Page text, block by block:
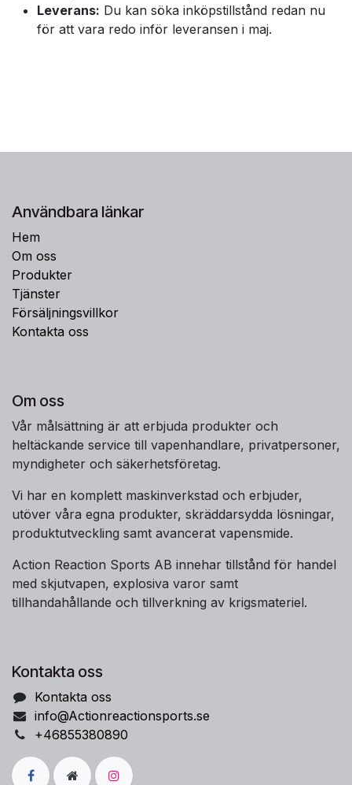
Leverans: Du kan söka inköpstillstånd redan nu
för att vara redo inför leveransen i maj.
Användbara länkar
Hem
Om oss
Produkter
Tjänster
Försäljningsvillkor
Kontakta oss
Om oss
Vår målsättning är att erbjuda produkter och
heltäckande service till vapenhandlare, privatpersoner,
myndigheter och säkerhetsföretag.
Vi har en komplett maskinverkstad och erbjuder,
utöver våra egna produkter, skräddarsydda lösningar,
produktutveckling samt avancerat vapensmide.
Action Reaction Sports AB innehar tillstånd för handel
med skjutvapen, explosiva varor samt
tillhandahållande och tillverkning av krigsmateriel.
Kontakta oss
Kontakta oss
info@Actionreactionsports.se
+46855380890